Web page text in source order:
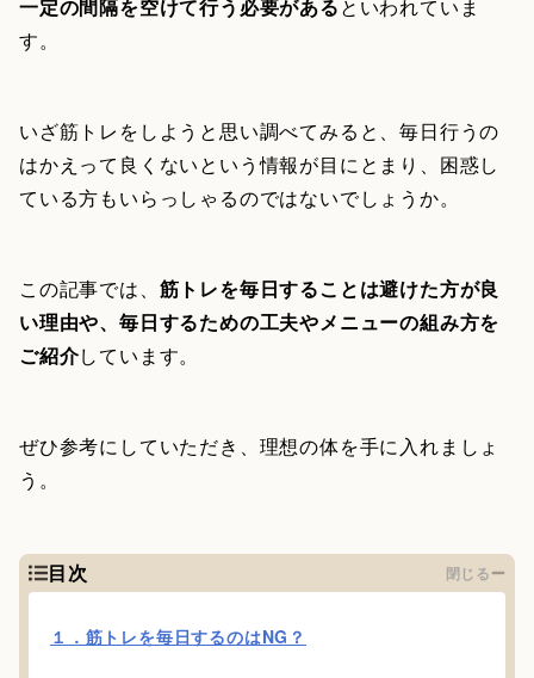
一定の間隔を空けて行う必要があるといわれていま
す。
いざ筋トレをしようと思い調べてみると、毎日行うの
はかえって良くないという情報が目にとまり、困惑し
ている方もいらっしゃるのではないでしょうか。
この記事では、 筋トレを毎日することは避けた方が良
い理由や、毎日するための工夫やメニューの組み方を
ご紹介しています。
ぜひ参考にしていただき、理想の体を手に入れましょ
う。
目次 閉じる
１．筋トレを毎日するのはNG？